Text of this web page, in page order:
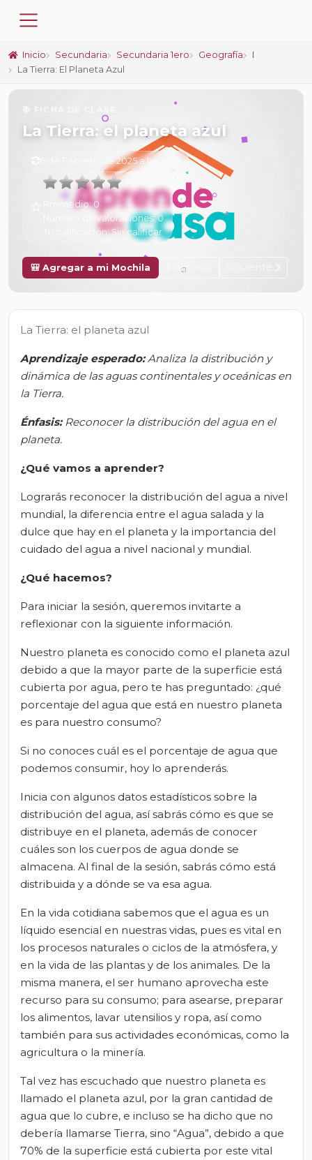
Inicio Secundaria Secundaria 1ero Geografía
I
La Tierra: El Planeta Azul
La Tierra: el planeta azul
6 de Febrero de 2025 a las 16:35
Promedio:0
Número de valoraciones:0
Tu calificación:Sin calificar
🎒 Agregar a mi Mochila Anterior
La Tierra: el planeta azul
Aprendizaje esperado:Analiza la distribución y
dinámica de las aguas continentales y oceánicas en
la Tierra.
Énfasis:Reconocer la distribución del agua en el
planeta.
¿Qué vamos a aprender?
Lograrás reconocer la distribución del agua a nivel
mundial, la diferencia entre el agua salada y la
dulce que hay en el planeta y la importancia del
cuidado del agua a nivel nacional y mundial.
¿Qué hacemos?
Para iniciar la sesión, queremos invitarte a
reflexionar con la siguiente información.
Nuestro planeta es conocido como el planeta azul
debido a que la mayor parte de la superficie está
cubierta por agua, pero te has preguntado: ¿qué
porcentaje del agua que está en nuestro planeta
es para nuestro consumo?
Si no conoces cuál es el porcentaje de agua que
podemos consumir, hoy lo aprenderás.
Inicia con algunos datos estadísticos sobre la
distribución del agua, así sabrás cómo es que se
distribuye en el planeta, además de conocer
cuáles son los cuerpos de agua donde se
almacena. Al final de la sesión, sabrás cómo está
distribuida y a dónde se va esa agua.
En la vida cotidiana sabemos que el agua es un
líquido esencial en nuestras vidas, pues es vital en
los procesos naturales o ciclos de la atmósfera, y
en la vida de las plantas y de los animales. De la
misma manera, el ser humano aprovecha este
recurso para su consumo; para asearse, preparar
los alimentos, lavar utensilios y ropa, así como
también para sus actividades económicas, como la
agricultura o la minería.
Tal vez has escuchado que nuestro planeta es
llamado el planeta azul, por la gran cantidad de
agua que lo cubre, e incluso se ha dicho que no
debería llamarse Tierra, sino “Agua”, debido a que
70% de la superficie está cubierta por este vital